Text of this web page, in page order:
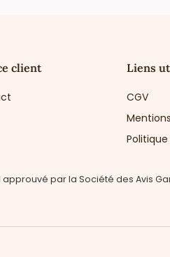
client Liens
CGV
par la Société des Avis